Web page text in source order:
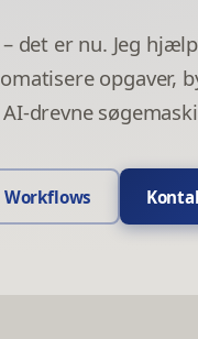
det er nu. Jeg
opgaver,
drevne
Workflows